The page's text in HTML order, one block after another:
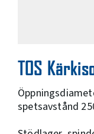
TOS
spetsavstånd